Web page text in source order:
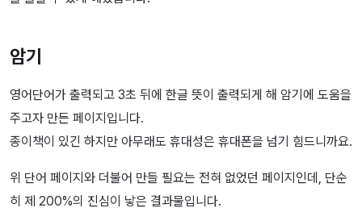
암기
영어단어가 출력되고 3초 뒤에 한글 뜻이 출력되게 해 암기에 도움을
주고자 만든 페이지입니다.
종이책이 있긴 하지만 아무래도 휴대성은 휴대폰을 넘기 힘드니까요.
위 단어 페이지와 더불어 만들 필요는 전혀 없었던 페이지인데, 단순
히 제 200%의 진심이 낳은 결과물입니다.